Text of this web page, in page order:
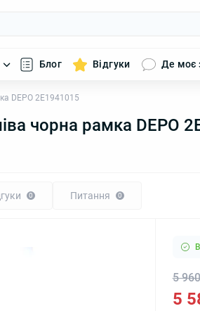
Блог Відгуки Де моє
DEPO 2E1941015
чорна рамка DEPO
0 Питання 0
5
5